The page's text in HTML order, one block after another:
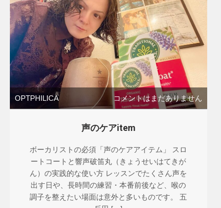
OPTPHILICA コメントはまだありません
声のケアitem
ボーカリストの必須「声のケアアイテム」 スロ
ートコートと響声破笛丸（きょうせいはてきが
ん）の実践的な使い方 レッスンでたくさん声を
出す日や、長時間の練習・本番前後など、喉の
調子を整えたい場面は意外と多いものです。 五